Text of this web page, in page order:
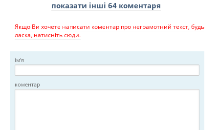
показати інші 64 коментаря
Якщо Ви хочете написати коментар про неграмотний текст, будь
ласка, натисніть сюди.
ім'я
коментар